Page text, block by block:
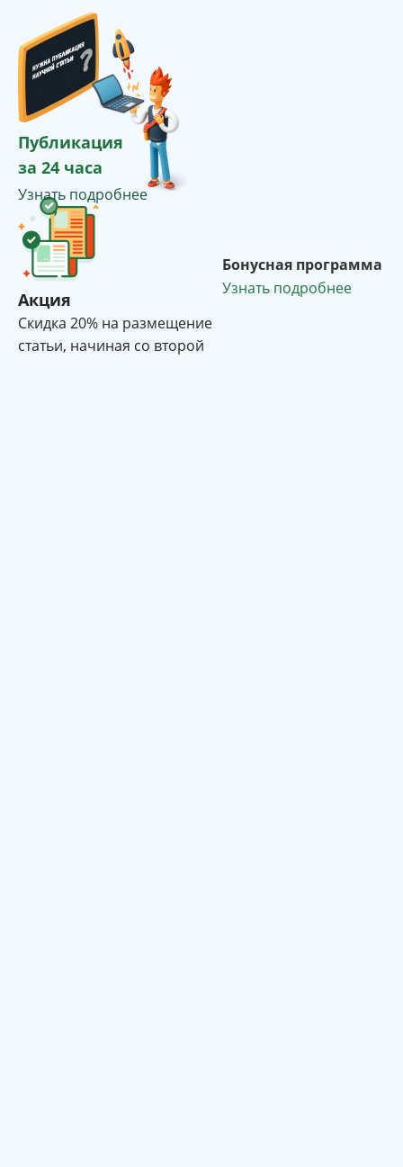
Публикация
за 24 часа
Узнать подробнее
Акция
Cкидка 20% на размещение
статьи, начиная со второй
Бонусная программа
Узнать подробнее